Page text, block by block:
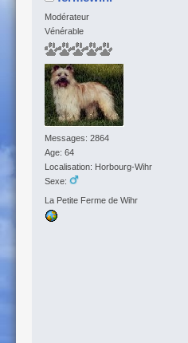
Modérateur
Vénérable
Messages: 2864
Age: 64
Localisation: Horbourg-Wihr
Sexe:
La Petite Ferme de Wihr